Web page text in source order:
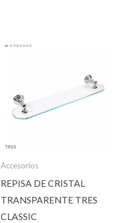
Accesorios
REPISA DE CRISTAL
TRANSPARENTE TRES
CLASSIC